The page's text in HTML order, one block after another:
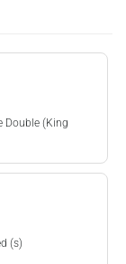
Double (King
(s)